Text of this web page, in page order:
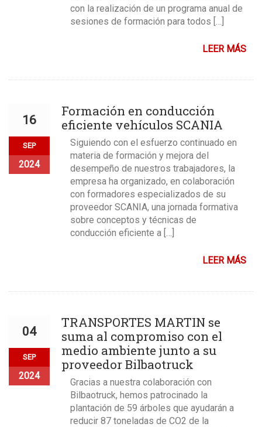
con la realización de un programa anual de
sesiones de formación para todos […]
LEER MÁS
16
SEP
2024
Formación en conducción
eficiente vehículos SCANIA
Siguiendo con el esfuerzo continuado en
materia de formación y mejora del
desempeño de nuestros trabajadores, la
empresa ha organizado, en colaboración
con formadores especializados de su
proveedor SCANIA, una jornada formativa
sobre conceptos y técnicas de
conducción eficiente a […]
LEER MÁS
04
SEP
2024
TRANSPORTES MARTIN se
suma al compromiso con el
medio ambiente junto a su
proveedor Bilbaotruck
Gracias a nuestra colaboración con
Bilbaotruck, hemos patrocinado la
plantación de 59 árboles que ayudarán a
reducir 87 toneladas de CO2 de la